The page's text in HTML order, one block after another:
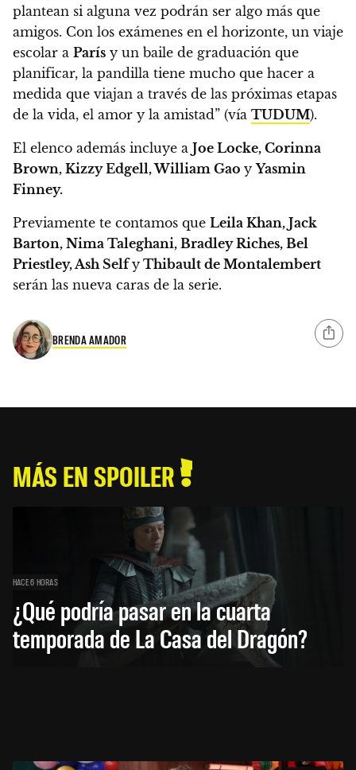
plantean si alguna vez podrán ser algo más que
amigos. Con los exámenes en el horizonte, un viaje
escolar a París y un baile de graduación que
planificar, la pandilla tiene mucho que hacer a
medida que viajan a través de las próximas etapas
de la vida, el amor y la amistad” (vía TUDUM).
El elenco además incluye a Joe Locke, Corinna
Brown, Kizzy Edgell, William Gao yYasmin
Finney.
Previamente te contamos que Leila Khan, Jack
Barton, Nima Taleghani, Bradley Riches, Bel
Priestley, Ash Selfy Thibault de Montalembert
serán las nueva caras de la serie.
BRENDA AMADOR
MÁS EN SPOILER
HACE 6 HORAS
¿Qué podría pasar en la cuarta
temporada de La Casa del Dragón?